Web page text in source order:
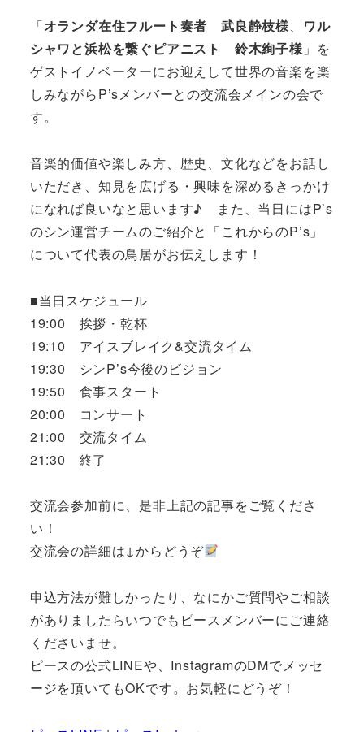
「オランダ在住フルート奏者 武良静枝様、 ワル
シャワと浜松を繋ぐピアニスト 鈴木絢子様」を
ゲストイノベーターにお迎えして世界の音楽を楽
しみながらP’sメンバーとの交流会メインの会で
す。
音楽的価値や楽しみ方、歴史、文化などをお話し
いただき、知見を広げる・興味を深めるきっかけ
になれば良いなと思います♪ また、当日にはP’s
のシン運営チームのご紹介と「これからのP’s」
について代表の鳥居がお伝えします！
■当日スケジュール
19:00 挨拶・乾杯
19:10 アイスブレイク&交流タイム
19:30 シンP’s今後のビジョン
19:50 食事スタート
20:00 コンサート
21:00 交流タイム
21:30 終了
交流会参加前に、是非上記の記事をご覧くださ
い！
交流会の詳細は↓からどうぞ
申込方法が難しかったり、なにかご質問やご相談
がありましたらいつでもピースメンバーにご連絡
くださいませ。
ピースの公式LINEや、InstagramのDMでメッセ
ージを頂いてもOKです。お気軽にどうぞ！